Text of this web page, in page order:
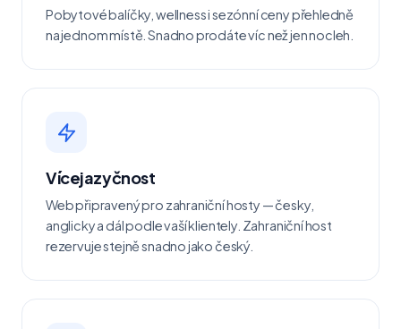
Pobytové balíčky, wellness i sezónní ceny přehledně
na jednom místě. Snadno prodáte víc než jen nocleh.
Vícejazyčnost
Web připravený pro zahraniční hosty — česky,
anglicky a dál podle vaší klientely. Zahraniční host
rezervuje stejně snadno jako český.